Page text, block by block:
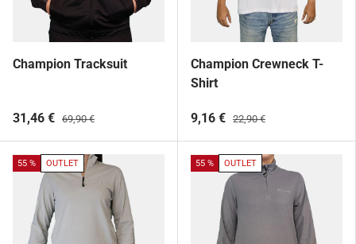
Champion Tracksuit
31,46 € 69,90 €
Champion Crewneck T-
Shirt
9,16 € 22,90 €
55 % OUTLET 55 % OUTLET